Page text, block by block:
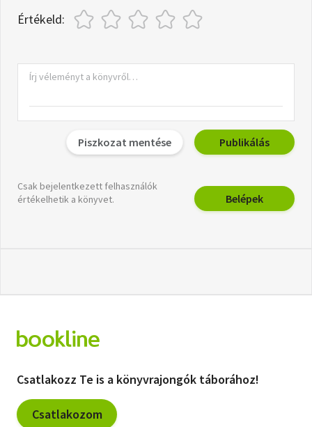
Értékeld:
Piszkozat mentése Publikálás
Csak bejelentkezett felhasználók
értékelhetik a könyvet.
Belépek
Csatlakozz Te is a könyvrajongók táborához!
Csatlakozom